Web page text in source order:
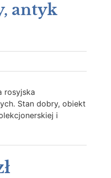
antyk
rosyjska
Stan dobry, obiekt
i